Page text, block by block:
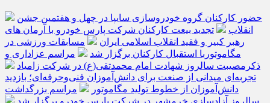
حضور کارکنان گروه خودروسازی سایپا در چهل و هفتمین جشن
انقلاب
تجدید بیعت کارکنان شرکت پارس خودرو با آرمان های
رهبر کبیر و فقید انقلاب اسلامی ایران
مسابقات ورزشی در
مگاموتوربا استقبال کارکنان برگزار شد
مراسم عزاداری و
ذکرمصیبت سالروز شهادت امام محمدتقی(ع) در شرکت زامیاد
تجربه‌ای میدانی از صنعت برای دانش‌آموزان فنی‌وحرفه‌ای؛ بازدید
دانش‌آموزان از خطوط تولید مگاموتور
مراسم بزرگداشت
سالروز آزادسازی خرمشهر در شرکت پارس خودرو برگزار شد